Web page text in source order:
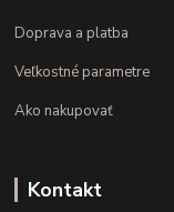
Doprava a platba
Veľkostné parametre
Ako nakupovať
Kontakt